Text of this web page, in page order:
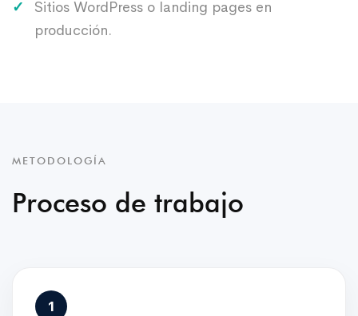
Sitios WordPress o landing pages en
producción.
METODOLOGÍA
Proceso de trabajo